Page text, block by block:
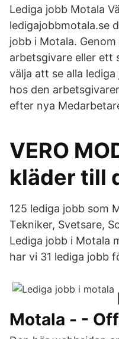
Lediga jobb Motala
ledigajobbmotala.se
jobb i Motala.
arbetsgivare eller ett
välja att se alla
hos den
efter nya
VERO
kläder till
125 lediga jobb som
Tekniker, Svetsare,
Lediga jobb i Motala
har vi 31 lediga jobb
Motala - -